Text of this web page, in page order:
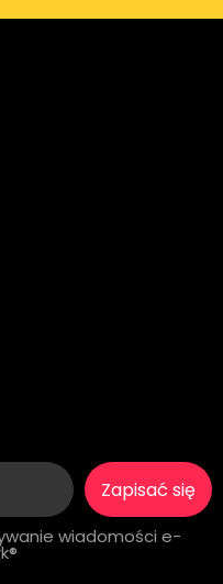
wiadomości e-
Zapisać się